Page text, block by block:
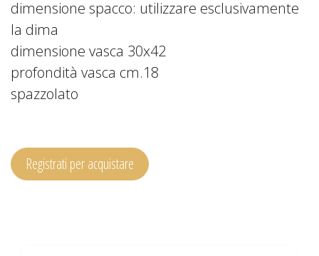
dimensione spacco: utilizzare esclusivamente
la dima
dimensione vasca 30x42
profondità vasca cm.18
spazzolato
Registrati per acquistare